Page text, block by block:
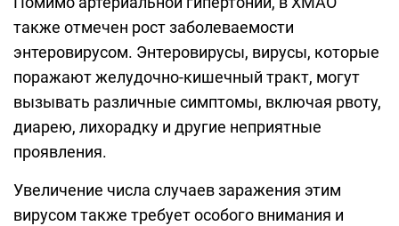
также отмечен рост заболеваемости
энтеровирусом. Энтеровирусы, вирусы, которые
поражают желудочно-кишечный тракт, могут
вызывать различные симптомы, включая рвоту,
диарею, лихорадку и другие неприятные
проявления.
Увеличение числа случаев заражения этим
вирусом также требует особого внимания и